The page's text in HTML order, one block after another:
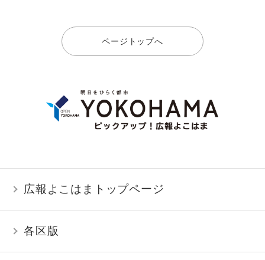
ページトップへ
広報よこはまトップページ
各区版